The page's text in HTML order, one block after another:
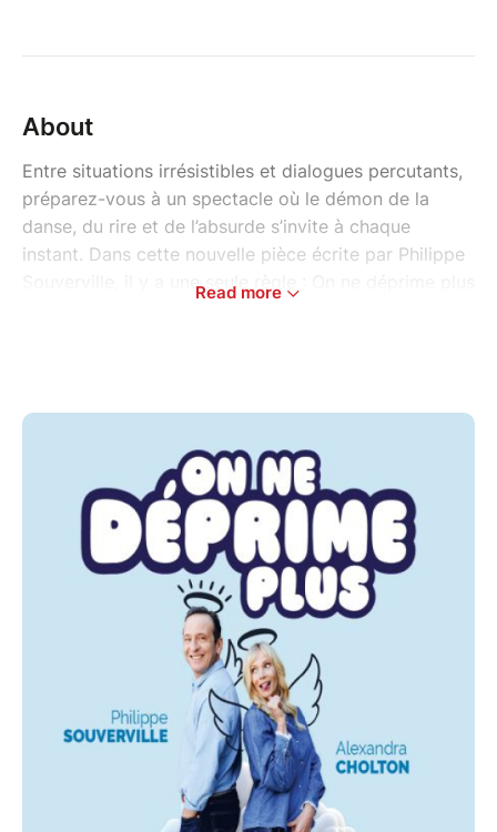
About
Entre situations irrésistibles et dialogues percutants,
préparez-vous à un spectacle où le démon de la
danse, du rire et de l’absurde s’invite à chaque
instant. Dans cette nouvelle pièce écrite par Philippe
Souverville, il y a une seule règle : On ne déprime plus
Auteur : Philippe souverville
Metteur en scène :Philippe souverville
Comedie tout public
Durée : 1h15
Read more